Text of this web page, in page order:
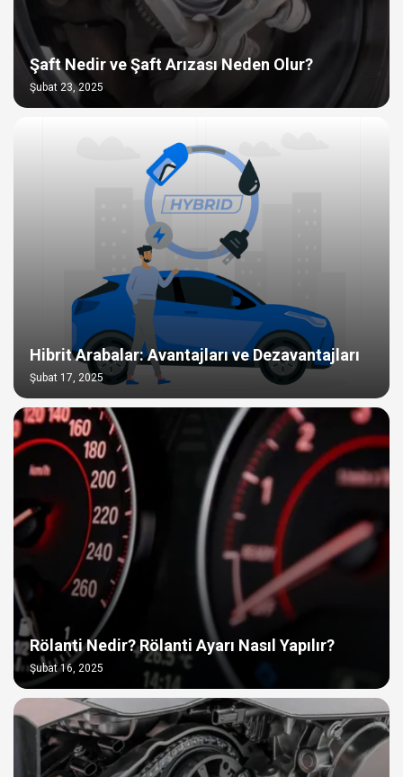
Şaft Nedir ve Şaft Arızası Neden Olur?
Şubat 23, 2025
Hibrit Arabalar: Avantajları ve Dezavantajları
Şubat 17, 2025
Rölanti Nedir? Rölanti Ayarı Nasıl Yapılır?
Şubat 16, 2025